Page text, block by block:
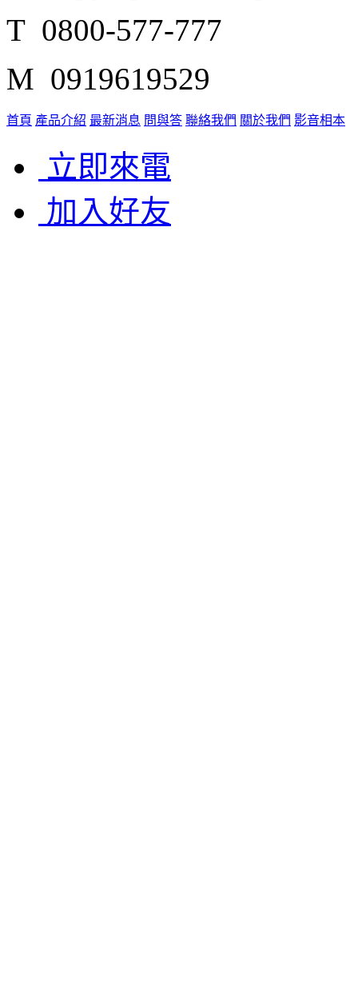
T 0800-577-777
M 0919619529
首頁 產品介紹 最新消息 問與答 聯絡我們 關於我們 影音相本
立即來電
加入好友